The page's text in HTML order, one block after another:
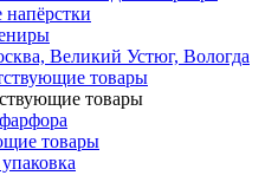
Великий Устюг, Вологда
товары
товары
товары